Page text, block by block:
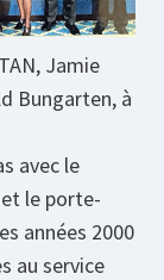
Jamie
Bungarten, à
avec le
le porte-
années 2000
au service